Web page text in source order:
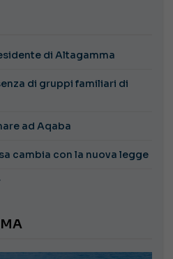
di Altagamma
di gruppi familiari di
ad Aqaba
cambia con la nuova legge